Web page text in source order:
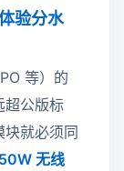
验分水
等）的
公版标
块就必须同
无线